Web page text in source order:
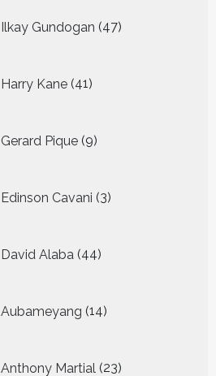
Ilkay Gundogan 47
producten
Harry Kane 41
producten
Gerard Pique 9
producten
Edinson Cavani 3
producten
David Alaba 44
producten
Aubameyang 14
producten
Anthony Martial 23